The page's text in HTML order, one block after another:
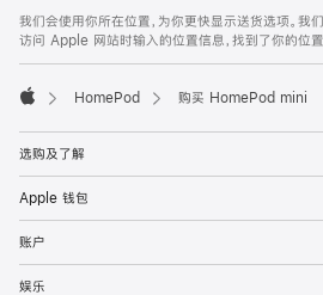
我们会使用你所在位置，为你更快显示送货选项。我
访问 Apple 网站时输入的位置信息，找到了你的位置
HomePod 购买 HomePod mini
选购及了解
Apple 钱包
账户
娱乐